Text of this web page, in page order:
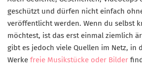
geschützt und dürfen nicht einfach
veröffentlicht werden. Wenn du selbst
möchtest, ist das erst einmal ziemlich
gibt es jedoch viele Quellen im Netz, in
Werke freie Musikstücke oder Bilder